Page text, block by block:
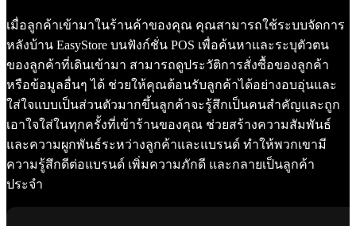
เมื่อลูกค้าเข้ามาในร้านค้าของคุณ คุณสามารถใช้ระบบจัดการ
หลังบ้าน EasyStore บนฟังก์ชั่น POS เพื่อค้นหาและระบุตัวตน
ของลูกค้าที่เดินเข้ามา สามารถดูประวัติการสั่งซื้อของลูกค้า
หรือข้อมูลอื่นๆ ได้ ช่วยให้คุณต้อนรับลูกค้าได้อย่างอบอุ่นและ
ใส่ใจแบบเป็นส่วนตัวมากขึ้นลูกค้าจะรู้สึกเป็นคนสำคัญและถูก
เอาใจใส่ในทุกครั้งที่เข้าร้านของคุณ ช่วยสร้างความสัมพันธ์
และความผูกพันธ์ระหว่างลูกค้าและแบรนด์ ทำให้พวกเขามี
ความรู้สึกดีต่อแบรนด์ เพิ่มความภักดี และกลายเป็นลูกค้า
ประจำ